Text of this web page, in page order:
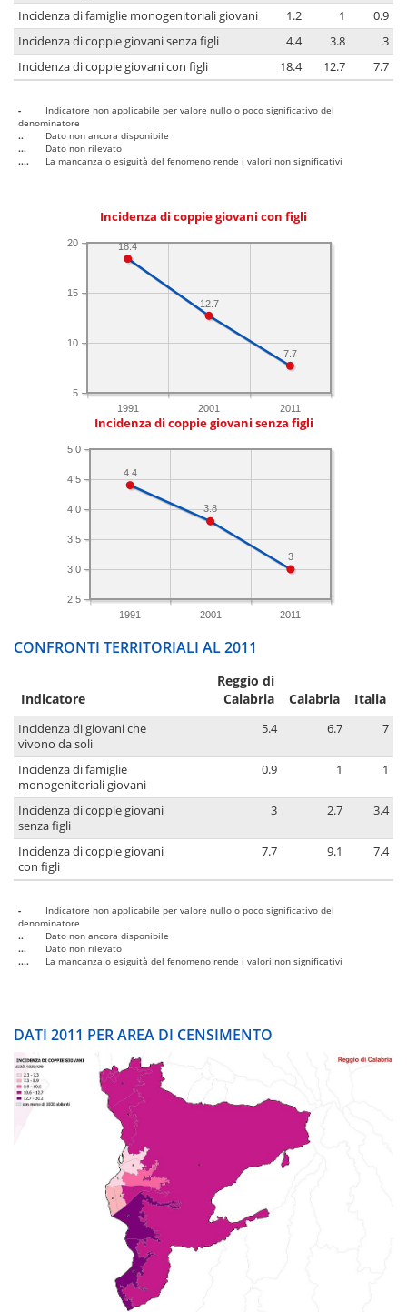
Incidenza di famiglie monogenitoriali giovani
1.2 1
0.9
Incidenza di coppie giovani senza figli
4.4 3.8
3
Incidenza di coppie giovani con figli
18.4 12.7 7.7
-
Indicatore non applicabile per valore nullo o poco significativo del
denominatore
..
Dato non ancora disponibile
...
Dato non rilevato
....
La mancanza o esiguità del fenomeno rende i valori non significativi
Incidenza di coppie giovani con figli
1991 2001 2011
5
10
15
20
7.7
12.7
18.4
Incidenza di coppie giovani senza figli
1991 2001 2011
2.5
3.0
3.5
4.0
4.5
5.0
3
3.8
4.4
CONFRONTI TERRITORIALI AL 2011
Indicatore
Reggio di
Calabria
Calabria Italia
Incidenza di giovani che
vivono da soli
5.4 6.7 7
Incidenza di famiglie
monogenitoriali giovani
0.9 1 1
Incidenza di coppie giovani
senza figli
3 2.7 3.4
Incidenza di coppie giovani
con figli
7.7 9.1 7.4
-
Indicatore non applicabile per valore nullo o poco significativo del
denominatore
..
Dato non ancora disponibile
...
Dato non rilevato
....
La mancanza o esiguità del fenomeno rende i valori non significativi
DATI 2011 PER AREA DI CENSIMENTO